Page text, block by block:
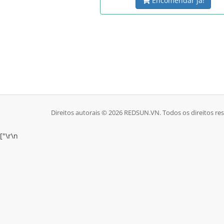
Direitos autorais © 2026 REDSUN.VN. Todos os direitos
["\r\n